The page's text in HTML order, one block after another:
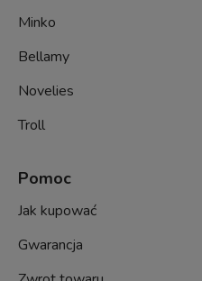
Minko
Bellamy
Novelies
Troll
Pomoc
Jak kupować
Gwarancja